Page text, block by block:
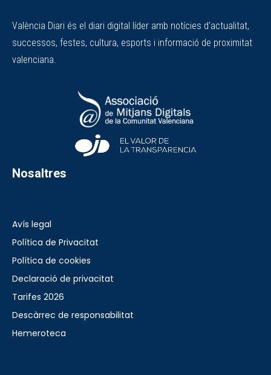
València Diari és el diari digital líder amb notícies d'actualitat,
successos, festes, cultura, esports i informació de proximitat
valenciana.
Nosaltres
Avís legal
Política de Privacitat
Política de cookies
Declaració de privacitat
Tarifes 2026
Descàrrec de responsabilitat
Hemeroteca